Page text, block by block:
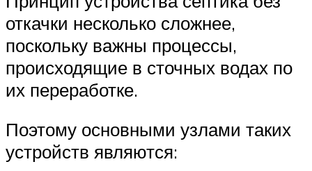
откачки несколько сложнее,
поскольку важны процессы,
происходящие в сточных водах по
их переработке.
Поэтому основными узлами таких
устройств являются: